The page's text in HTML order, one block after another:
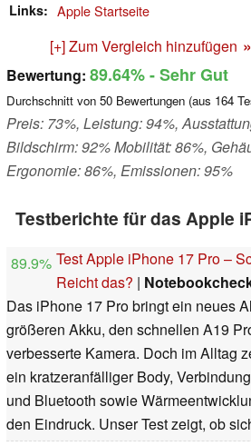
Links Apple Startseite
[+] Zum Vergleich hinzufügen
Bewertung: 89.64%- Sehr Gut
Durchschnitt von 50 Bewertungen (aus 164
Preis: 73%, Leistung: 94%,
Bildschirm: 92% Mobilität: 86%,
Ergonomie: 86%, Emissionen: 95%
Testberichte für das Apple
89.9% Test Apple iPhone 17 Pro –
Reicht das? |
Das iPhone 17 Pro bringt ein neues
größeren Akku, den schnellen A19
verbesserte Kamera. Doch im Alltag
ein kratzeranfälliger Body,
und Bluetooth sowie
den Eindruck. Unser Test zeigt, ob